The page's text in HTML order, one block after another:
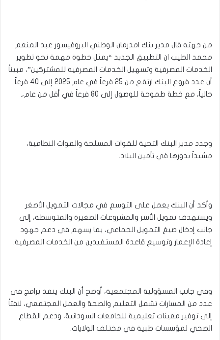
من جهته قال مدير بنك امدرمان الوطني البروفيسور عبد المنعم
محمد الطيب ان التطبيق الجديد “يمثل خطوة مهمة نحو تطوير
الخدمات المصرفية وتسهيل الخدمات المصرفية للمشتركين”، مبيناً
أن عدد فروع البنك ارتفع من 25 فرعاً في عام 2025 إلى 40 فرعاً
حالياً، مع خطة طموحة للوصول إلى 80 فرعاً في أقل من عام،.
وجدد مدير البنك التحية للقوات المسلحة والقوات النظامية،
مشيداً بدورها في تأمين البلاد.
وأكد أن البنك يعمل على التوسع في مجالات التمويل الأصغر
ويستهدف تمويل الأسر والمشروعات الصغيرة والمتوسطة، إلى
جانب إدخال صيغ التمويل الجماعي، بما يسهم في دعم جهود
إعادة الإعمار وتوسيع قاعدة المستفيدين من الخدمات المصرفية.
وفي جانب المسؤولية المجتمعية، أوضح أن البنك ينفذ برامج فى
عدد من المسارات تشمل التعليم والصحة والعمل المجتمعي، لافتاً
إلى توفير معينات تعليمية للجامعات السودانية، ودعم القطاع
الصحي لمؤسسات طبية في مختلف الولايات.